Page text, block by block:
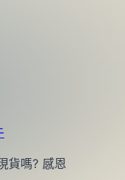
貨嗎? 感恩